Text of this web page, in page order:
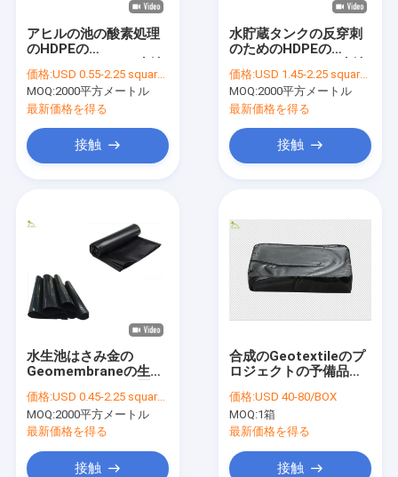
アヒルの池の酸素処理
のHDPEの
1.5mmの厚さASTM
価格:USD 0.55-2.25 square meters
MOQ:2000平方メートル
最新価格を得る
接触
水貯蔵タンクの反穿刺
のためのHDPEの
1.0mmの厚さ
価格:USD 1.45-2.25 square meters
MOQ:2000平方メートル
最新価格を得る
接触
水生池はさみ金の
Geomembraneの生地
の温度調整
価格:USD 0.45-2.25 square meters
MOQ:2000平方メートル
最新価格を得る
接触
合成のGeotextileのプ
ロジェクトの予備品の
熱い溶解の接着剤
価格:USD 40-80/BOX
MOQ:1箱
最新価格を得る
接触